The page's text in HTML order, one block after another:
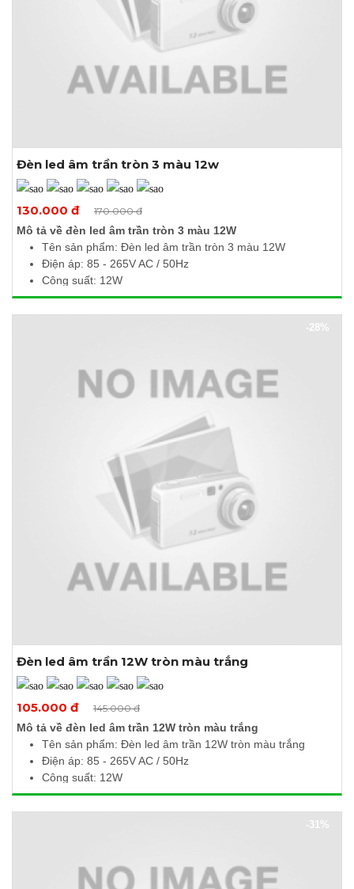
Xem thêm ảnh
Đèn led âm trần tròn 3 màu 12w
130.000 đ 170.000 đ
Mô tả về đèn led âm trần tròn 3 màu 12W
Tên sản phẩm: Đèn led âm trần tròn 3 màu 12W
Điện áp: 85 - 265V AC / 50Hz
Công suất: 12W
Quang thông: 1200Lm / 1140Lm / 1200Lm
Nhiệt độ màu: 6500K / 3000K / 4000K
-28%
Xem thêm ảnh
Đèn led âm trần 12W tròn màu trắng
105.000 đ 145.000 đ
Mô tả về đèn led âm trần 12W tròn màu trắng
Tên sản phẩm: Đèn led âm trần 12W tròn màu trắng
Điện áp: 85 - 265V AC / 50Hz
Công suất: 12W
Quang thông: 1200Lm
Nhiệt độ màu: 6000 - 6500K
-31%